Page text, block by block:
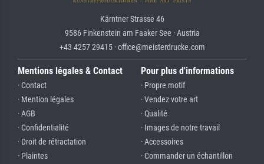
Kärntner Strasse 46
9586 Finkenstein am Faaker See · Austria
+43 4257 29415 · office@meisterdrucke.com
Mentions légales & Contact
· Contact
· Mention légales
· AGB
· Confidentialité
· Droit de rétractation
· Plaintes
Pour plus d'informations
· Propre motif
· Vendez votre art
· Qualité
· Images de notre travail
· Accessoires
· Commander un échantillon